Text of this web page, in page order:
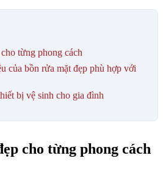
từng phong cách
bồn rửa mặt đẹp phù hợp với
bị vệ sinh cho gia đình
cho từng phong cách